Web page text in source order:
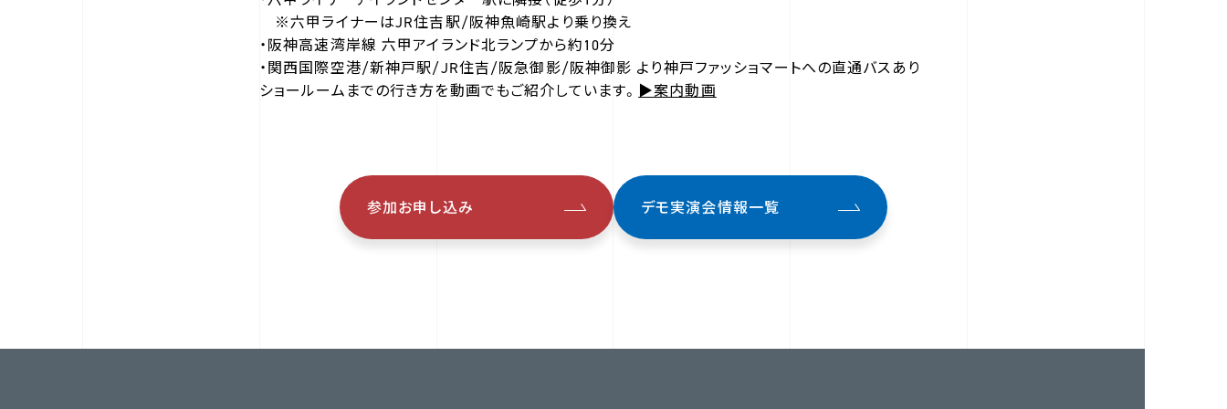
※六甲ライナーはJR住吉駅/阪神魚崎駅より乗り換え
・阪神高速湾岸線 六甲アイランド北ランプから約10分
・関西国際空港/新神戸駅/JR住吉/阪急御影/阪神御影 より神戸ファッショマートへの直通バスあり
ショールームまでの行き方を動画でもご紹介しています。 ▶案内動画
参加お申し込み デモ実演会情報一覧